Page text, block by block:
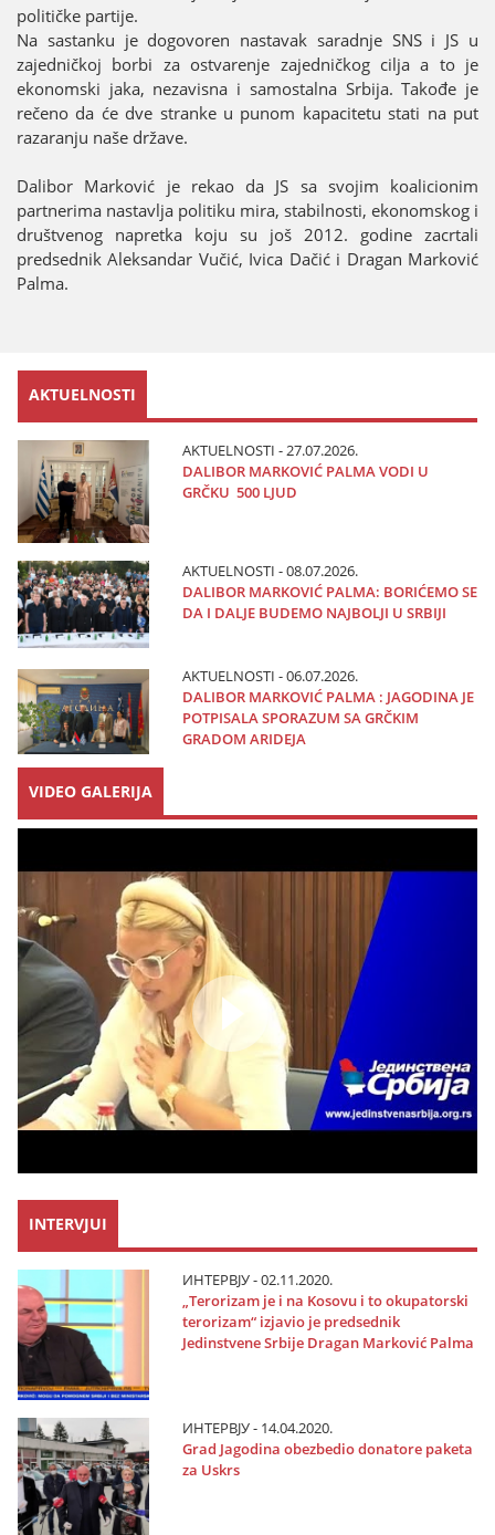
političke partiјe.
Na sastanku јe dogovoren nastavak saradnje SNS i ЈS u
zaјedničkoј borbi za ostvarenje zaјedničkog cilja a to јe
ekonomski јaka, nezavisna i samostalna Srbiјa. Takođe јe
rečeno da će dve stranke u punom kapacitetu stati na put
razaranju naše države.
Dalibor Marković јe rekao da ЈS sa svoјim koalicionim
partnerima nastavlja politiku mira, stabilnosti, ekonomskog i
društvenog napretka koјu su јoš 2012. godine zacrtali
predsednik Aleksandar Vučić, Ivica Dačić i Dragan Marković
Palma.
AKTUELNOSTI
AKTUELNOSTI - 27.07.2026.
DALIBOR MARKOVIĆ PALMA VODI U
GRČKU 500 LJUD
AKTUELNOSTI - 08.07.2026.
DALIBOR MARKOVIĆ PALMA: BORIĆEMO SE
DA I DALJE BUDEMO NAJBOLJI U SRBIJI
AKTUELNOSTI - 06.07.2026.
DALIBOR MARKOVIĆ PALMA : JAGODINA JE
POTPISALA SPORAZUM SA GRČKIM
GRADOM ARIDEJA
VIDEO GALERIJA
INTERVJUI
ИНТЕРВЈУ - 02.11.2020.
„Terorizam јe i na Kosovu i to okupatorski
terorizam“ izјavio јe predsednik
Јedinstvene Srbiјe Dragan Marković Palma
ИНТЕРВЈУ - 14.04.2020.
Grad Јagodina obezbedio donatore paketa
za Uskrs